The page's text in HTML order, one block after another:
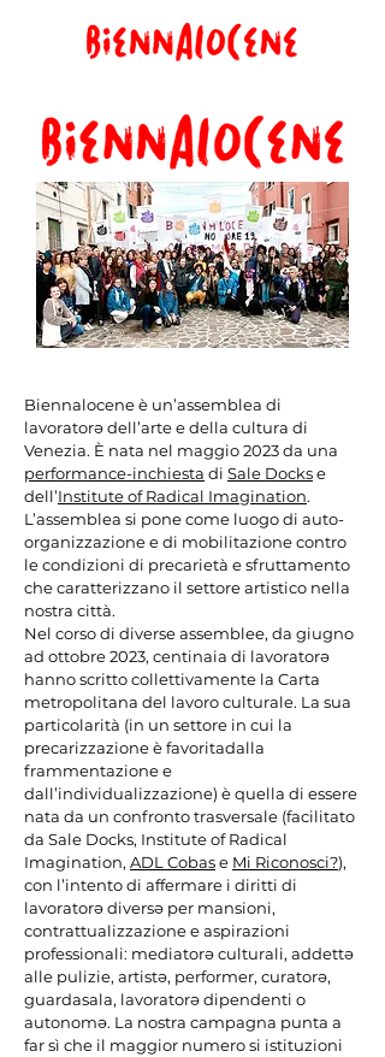
Biennalocene è un’assemblea di
lavoratorə dell’arte e della cultura di
Venezia. È nata nel maggio 2023 da una
performance-inchiesta di Sale Dockse
dell’Institute of Radical Imagination.
L’assemblea si pone come luogo di auto-
organizzazione e di mobilitazione contro
le condizioni di precarietà e sfruttamento
che caratterizzano il settore artistico nella
nostra città.
Nel corso di diverse assemblee, da giugno
ad ottobre 2023, centinaia di lavoratorə
hanno scritto collettivamente la Carta
metropolitana del lavoro culturale. La sua
particolarità (in un settore in cui la
precarizzazione è favoritadalla
frammentazione e
dall’individualizzazione) è quella di essere
nata da un confronto trasversale (facilitato
da Sale Docks, Institute of Radical
Imagination, ADL Cobase Mi Riconosci?),
con l’intento di affermare i diritti di
lavoratorə diversə per mansioni,
contrattualizzazione e aspirazioni
professionali: mediatorə culturali, addettə
alle pulizie, artistə, performer, curatorə,
guardasala, lavoratorə dipendenti o
autonomə. La nostra campagna punta a
far sì che il maggior numero si istituzioni